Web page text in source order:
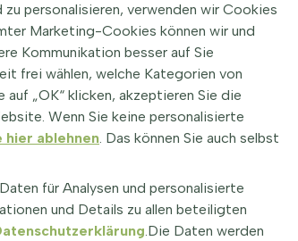
60 cm|
Strauch mit
und ist etwa 150 cm
an, mit einer
zu personalisieren, verwenden wir Cookies
Marketing-Cookies können wir und
Kommunikation besser auf Sie
frei wählen, welche Kategorien von
„OK“ klicken, akzeptieren Sie die
Wenn Sie keine personalisierte
hier ablehnen. Das können Sie auch selbst
für Analysen und personalisierte
und Details zu allen beteiligten
.Die Daten werden